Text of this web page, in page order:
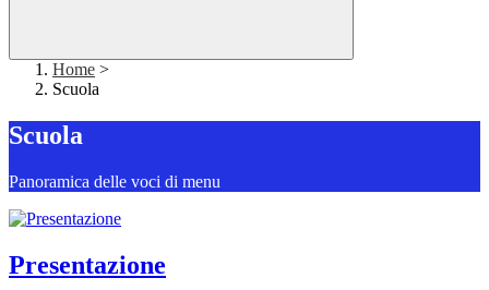
Home >
Scuola
Scuola
Panoramica delle voci di menu
Presentazione